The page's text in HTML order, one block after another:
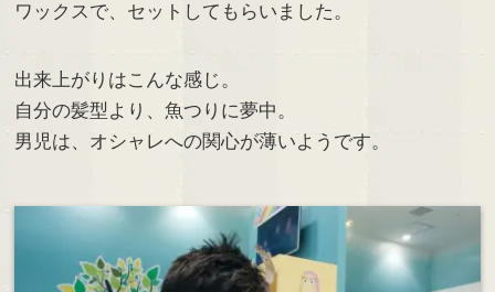
ワックスで、セットしてもらいました。
出来上がりはこんな感じ。
自分の髪型より、魚つりに夢中。
男児は、オシャレへの関心が薄いようです。